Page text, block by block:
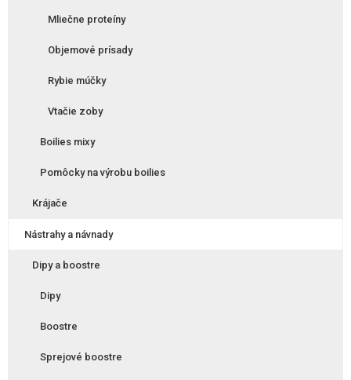
Mliečne proteíny
Objemové prísady
Rybie múčky
Vtačie zoby
Boilies mixy
Pomôcky na výrobu boilies
Krájače
Nástrahy a návnady
Dipy a boostre
Dipy
Boostre
Sprejové boostre